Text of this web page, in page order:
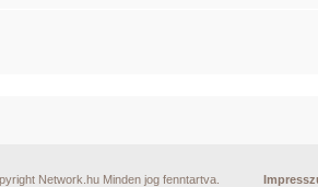
Network.hu Minden jog fenntartva.